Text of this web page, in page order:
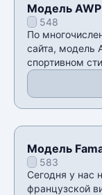
Модель
548
По
сайта, модель
спортивном
Модель
583
Сегодня у нас
французской